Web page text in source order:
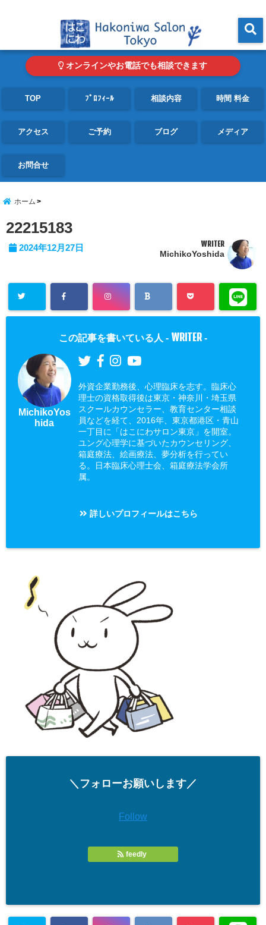
オンラインやお電話でも相談できます
TOP ﾌﾟﾛﾌｨｰﾙ 相談内容 時間 料金
アクセス ご予約 ブログ メディア
お問合せ
ホーム
22215183
2024年12月27日 WRITER
MichikoYoshida
この記事を書いている人 - WRITER -
MichikoYos
hida
外資企業勤務後、心理臨床を志す。臨床心
理士の資格取得後は東京・神奈川・埼玉県
スクールカウンセラー、教育センター相談
員などを経て、2016年、東京都港区・青山
一丁目に「はこにわサロン東京」を開室。
ユング心理学に基づいたカウンセリング、
箱庭療法、絵画療法、夢分析を行ってい
る。日本臨床心理士会、箱庭療法学会所
属。
詳しいプロフィールはこちら
＼フォローお願いします／
Follow
feedly